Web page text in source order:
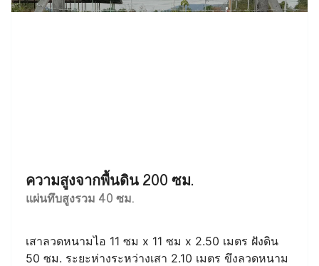
ความสูงจากพื้นดิน 200 ซม.
แผ่นทึบสูงรวม 40 ซม.
เสาลวดหนามไอ 11 ซม x 11 ซม x 2.50 เมตร ฝังดิน
50 ซม. ระยะห่างระหว่างเสา 2.10 เมตร ขึงลวดหนาม